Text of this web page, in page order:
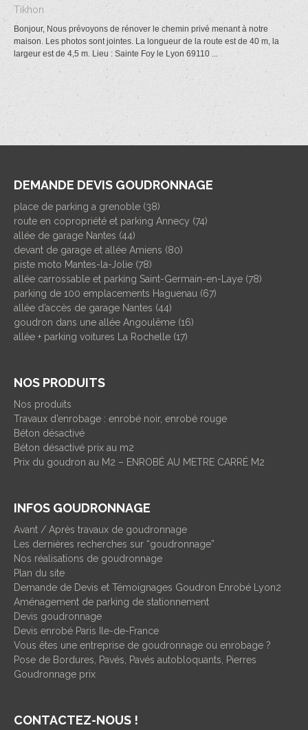
Tikhon
Bonjour, Nous prévoyons de rénover le chemin privé menant à notre
maison. Les photos sont jointes. La longueur de la route est de 40 m, la
largeur est de 4,5 m. Lieu : Sainte Foy le Lyon 69110 ...
DEMANDE DEVIS GOUDRONNAGE
place de parking a grenoble (38)
route en copropriété et parking Annecy (74)
allée de garage Nantes (44)
devant de garage et allée Amiens (80)
piste moto Mantes-la-Jolie (78)
allée carrossable et parking Saint-Germain-en-Laye (78)
parking de 100 emplacements Haguenau (67)
allée d’accès de garage Nantes (44)
goudron dans une allée Angoulême (16)
allée + parking voitures La Rochelle (17)
NOS PRODUITS
Nos produits
Travaux d’enrobage : enrobé noir, enrobé rouge
Béton désactivé
Béton désactivé prix au m2
Prix du goudron au M2 – ENROBÉ AU METRE CARRÉ M2
INFOS GOUDRONNAGE
Avant / Après travaux de goudronnage
Les dernières recherches sur “goudronnage”
Nos réalisations de goudronnage
Plan du site
Demande de Devis et Témoignages Goudron Enrobé Lyon2
Aménagement de parking de stationnement
Devis goudronnage
Devis enrobé Paris Ile-de-France
Vous êtes une entreprise de goudronnage ou enrobage ?
Pose de Bordures, Pavés, Pavés autobloquants, Pierres
Goudronnage prix
CONTACTEZ-NOUS !